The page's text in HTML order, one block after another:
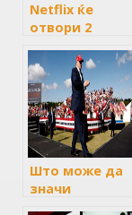
Netflix ќе
отвори 2
локации со
тематски
продавници
неговите
емисии
Што може да
значи